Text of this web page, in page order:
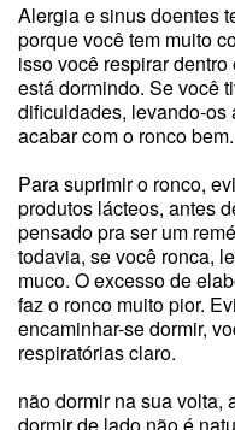
Alergia e sinus doentes
porque você tem muito
isso você respirar
está dormindo. Se você
dificuldades, levando-os
acabar com o ronco bem.
Para suprimir o ronco,
produtos lácteos, antes
pensado pra ser um
todavia, se você ronca,
muco. O excesso de
faz o ronco muito pior.
encaminhar-se dormir,
respiratórias claro.
não dormir na sua volta,